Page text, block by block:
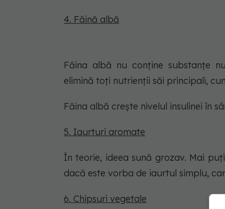
4. Făină albă
Făina albă nu conține substanțe
elimină toți nutrienții săi principali,
Făina albă crește nivelul insulinei în
5. Iaurturi aromate
În teorie, ideea sună grozav. Mai
dacă este vorba de iaurtul simplu,
6. Chipsuri vegetale